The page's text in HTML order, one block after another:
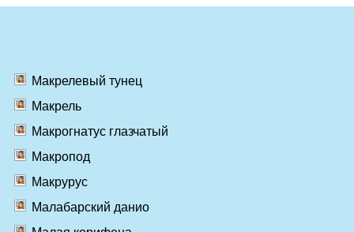
Макрелевый тунец
Макрель
Макрогнатус глазчатый
Макропод
Макрурус
Малабарский данио